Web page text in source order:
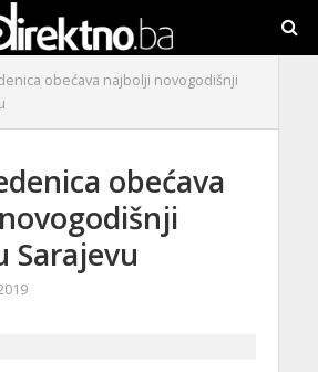
obećava najbolji novogodišnji
obećava
Sarajevu